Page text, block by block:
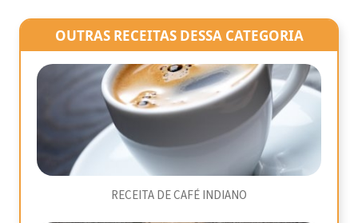
OUTRAS RECEITAS DESSA CATEGORIA
RECEITA DE CAFÉ INDIANO